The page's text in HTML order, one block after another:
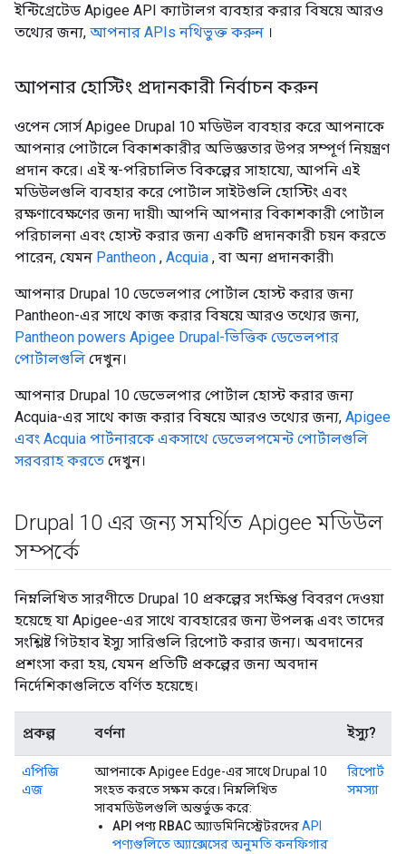
ইন্টিগ্রেটেড Apigee API ক্যাটালগ ব্যবহার করার বিষয়ে আরও
তথ্যের জন্য, আপনার APIs নথিভুক্ত করুন ।
আপনার হোস্টিং প্রদানকারী নির্বাচন করুন
ওপেন সোর্স Apigee Drupal 10 মডিউল ব্যবহার করে আপনাকে
আপনার পোর্টালে বিকাশকারীর অভিজ্ঞতার উপর সম্পূর্ণ নিয়ন্ত্রণ
প্রদান করে। এই স্ব-পরিচালিত বিকল্পের সাহায্যে, আপনি এই
মডিউলগুলি ব্যবহার করে পোর্টাল সাইটগুলি হোস্টিং এবং
রক্ষণাবেক্ষণের জন্য দায়ী৷ আপনি আপনার বিকাশকারী পোর্টাল
পরিচালনা এবং হোস্ট করার জন্য একটি প্রদানকারী চয়ন করতে
পারেন, যেমন Pantheon , Acquia , বা অন্য প্রদানকারী৷
আপনার Drupal 10 ডেভেলপার পোর্টাল হোস্ট করার জন্য
Pantheon-এর সাথে কাজ করার বিষয়ে আরও তথ্যের জন্য,
Pantheon powers Apigee Drupal-ভিত্তিক ডেভেলপার
পোর্টালগুলি দেখুন।
আপনার Drupal 10 ডেভেলপার পোর্টাল হোস্ট করার জন্য
Acquia-এর সাথে কাজ করার বিষয়ে আরও তথ্যের জন্য, Apigee
এবং Acquia পার্টনারকে একসাথে ডেভেলপমেন্ট পোর্টালগুলি
সরবরাহ করতে দেখুন।
Drupal 10 এর জন্য সমর্থিত Apigee মডিউল
সম্পর্কে
নিম্নলিখিত সারণীতে Drupal 10 প্রকল্পের সংক্ষিপ্ত বিবরণ দেওয়া
হয়েছে যা Apigee-এর সাথে ব্যবহারের জন্য উপলব্ধ এবং তাদের
সংশ্লিষ্ট গিটহাব ইস্যু সারিগুলি রিপোর্ট করার জন্য। অবদানের
প্রশংসা করা হয়, যেমন প্রতিটি প্রকল্পের জন্য অবদান
নির্দেশিকাগুলিতে বর্ণিত হয়েছে।
প্রকল্প বর্ণনা ইস্যু?
এপিজি
এজ
আপনাকে Apigee Edge-এর সাথে Drupal 10
সংহত করতে সক্ষম করে। নিম্নলিখিত
সাবমডিউলগুলি অন্তর্ভুক্ত করে:
API পণ্য RBACঅ্যাডমিনিস্ট্রেটরদেরAPI
পণ্যগুলিতে অ্যাক্সেসের অনুমতি কনফিগার
রিপোর্ট
সমস্যা